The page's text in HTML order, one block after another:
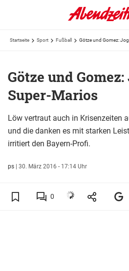
Startseite Sport Fußball Götze und Gomez:
Götze und
Super-Marios
Löw vertraut auch in Krisenzeiten
und die danken es mit starken
irritiert den Bayern-Profi.
ps | 30. März 2016 - 17:14 Uhr
0